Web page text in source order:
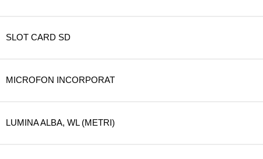
SLOT CARD SD
MICROFON INCORPORAT
LUMINA ALBA, WL (METRI)